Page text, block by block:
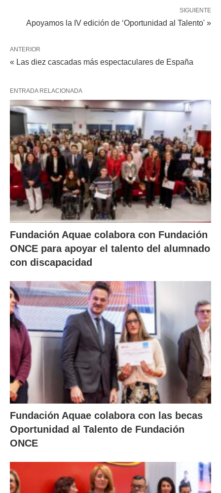
SIGUIENTE
Apoyamos la IV edición de ‘Oportunidad al Talento' »
ANTERIOR
« Las diez cascadas más espectaculares de España
ENTRADA RELACIONADA
Fundación Aquae colabora con Fundación
ONCE para apoyar el talento del alumnado
con discapacidad
Fundación Aquae colabora con las becas
Oportunidad al Talento de Fundación
ONCE